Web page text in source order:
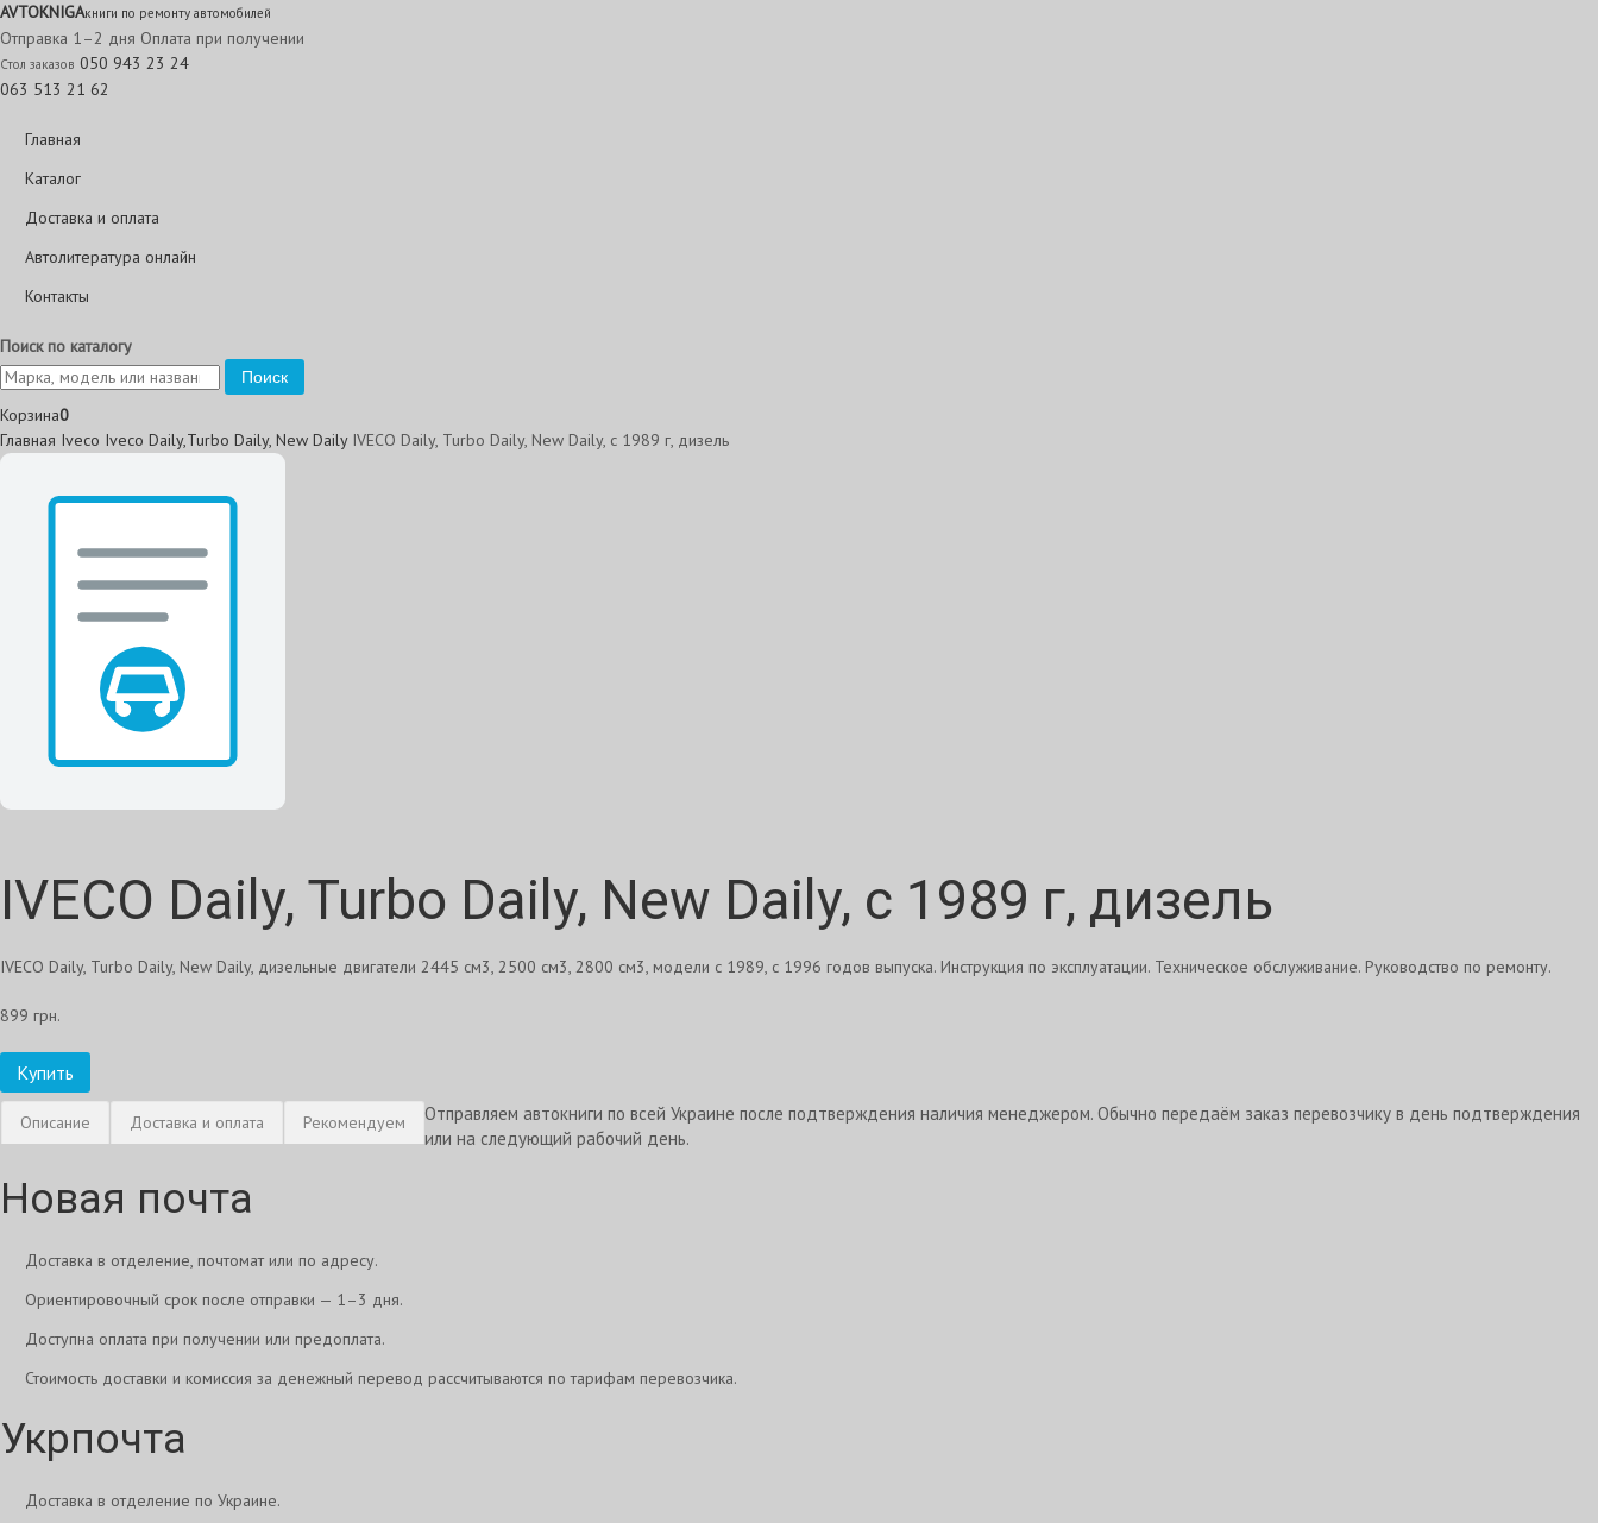
AVTOKNIGAкниги по ремонту автомобилей
Отправка 1–2 дня Оплата при получении
Стол заказов 050 943 23 24
063 513 21 62
Главная
Каталог
Доставка и оплата
Автолитература онлайн
Контакты
Поиск по каталогу
Поиск
Корзина0
Главная Iveco Iveco Daily,Turbo Daily, New Daily IVECO Daily, Turbo Daily, New Daily, с 1989 г, дизель
IVECO Daily, Turbo Daily, New Daily, с 1989 г, дизель
IVECO Daily, Turbo Daily, New Daily, дизельные двигатели 2445 см3, 2500 см3, 2800 см3, модели с 1989, с 1996 годов выпуска. Инструкция по эксплуатации. Техническое обслуживание. Руководство по ремонту.
899 грн.
Купить
Описание Доставка и оплата Рекомендуем
Отправляем автокниги по всей Украине после подтверждения наличия менеджером. Обычно передаём заказ перевозчику в день подтверждения
или на следующий рабочий день.
Новая почта
Доставка в отделение, почтомат или по адресу.
Ориентировочный срок после отправки — 1–3 дня.
Доступна оплата при получении или предоплата.
Стоимость доставки и комиссия за денежный перевод рассчитываются по тарифам перевозчика.
Укрпочта
Доставка в отделение по Украине.